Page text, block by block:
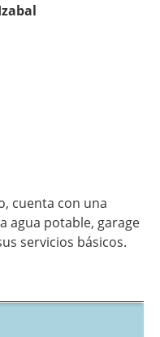
cuenta con una
agua potable, garage
servicios básicos.